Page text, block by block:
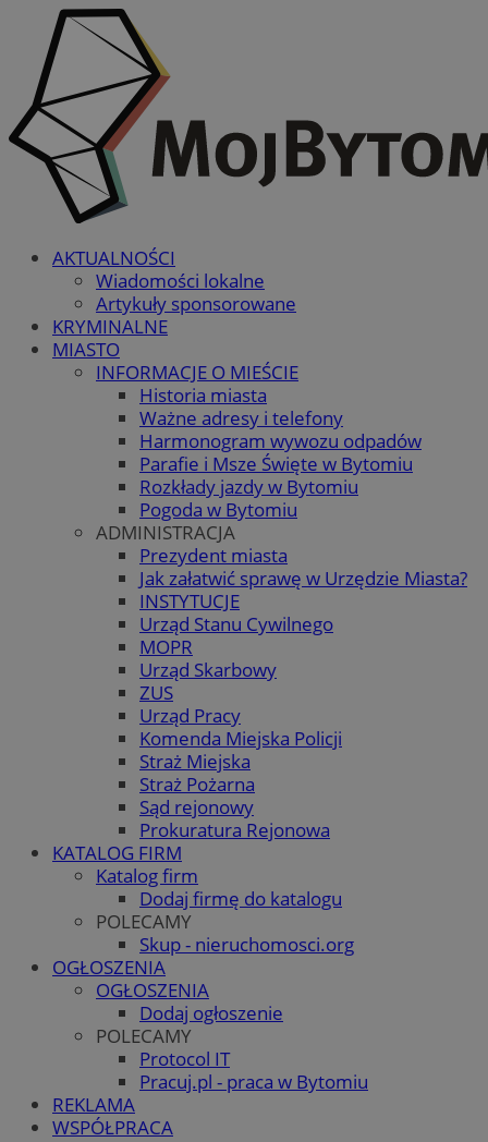
AKTUALNOŚCI
Wiadomości lokalne
Artykuły sponsorowane
KRYMINALNE
MIASTO
INFORMACJE O MIEŚCIE
Historia miasta
Ważne adresy i telefony
Harmonogram wywozu odpadów
Parafie i Msze Święte w Bytomiu
Rozkłady jazdy w Bytomiu
Pogoda w Bytomiu
ADMINISTRACJA
Prezydent miasta
Jak załatwić sprawę w Urzędzie Miasta?
INSTYTUCJE
Urząd Stanu Cywilnego
MOPR
Urząd Skarbowy
ZUS
Urząd Pracy
Komenda Miejska Policji
Straż Miejska
Straż Pożarna
Sąd rejonowy
Prokuratura Rejonowa
KATALOG FIRM
Katalog firm
Dodaj firmę do katalogu
POLECAMY
Skup - nieruchomosci.org
OGŁOSZENIA
OGŁOSZENIA
Dodaj ogłoszenie
POLECAMY
Protocol IT
Pracuj.pl - praca w Bytomiu
REKLAMA
WSPÓŁPRACA